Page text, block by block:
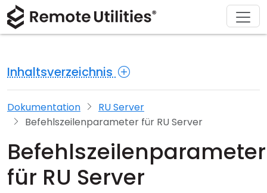
Inhaltsverzeichnis
Dokumentation
RU Server
Befehlszeilenparameter für RU Server
Befehlszeilenparameter
für RU Server
Produkt
Sicherheit
Screenshot
Verbindungsmethoden
Lösungen
Produktion und Einzelhandel
Gesundheitswesen
Informationstechnologie
Herunterladen
macOS
Linux
Kaufen
Lizenz-Assistent
Ihre Lizenz upgraden
Support
Dokumentation
Wissensdatenbank
Über
Pressestelle
Eine Bewertung schreiben